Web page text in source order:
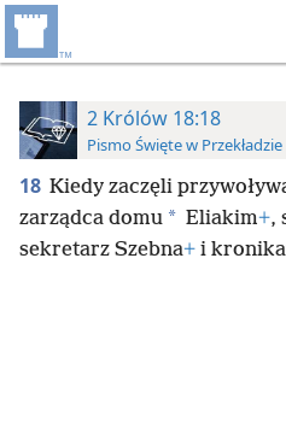
2 Królów 18:18
Pismo Święte w
18 Kiedy zaczęli
zarządca domu * Eliakim+,
sekretarz Szebna+ i